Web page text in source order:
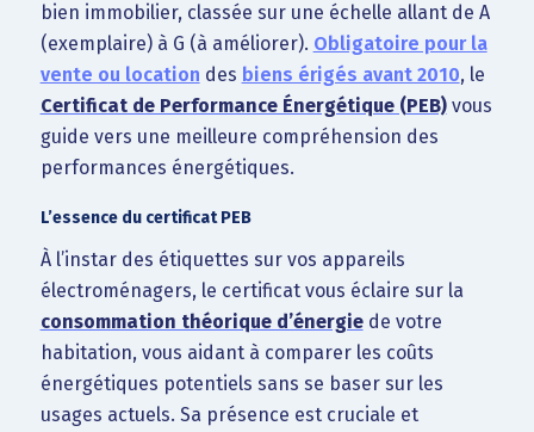
bien immobilier, classée sur une échelle allant de A
(exemplaire) à G (à améliorer). Obligatoire pour la
vente ou location des biens érigés avant 2010, le
Certificat de Performance Énergétique (PEB)vous
guide vers une meilleure compréhension des
performances énergétiques.
L’essence du certificat PEB
À l’instar des étiquettes sur vos appareils
électroménagers, le certificat vous éclaire sur la
consommation théorique d’énergiede votre
habitation, vous aidant à comparer les coûts
énergétiques potentiels sans se baser sur les
usages actuels. Sa présence est cruciale et